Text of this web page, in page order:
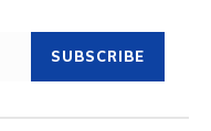
SUBSCRIBE